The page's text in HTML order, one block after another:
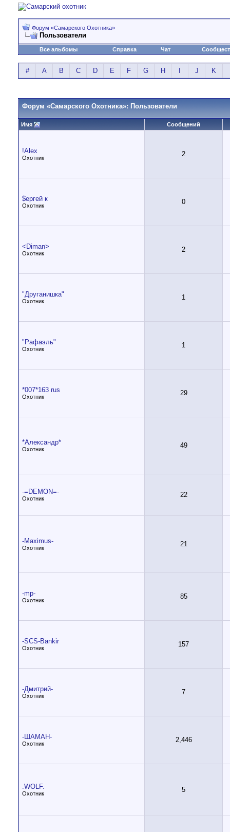
Форум «Самарского Охотника»
Пользователи
Все альбомы Справка Чат
# A B C D E F G H J K
Форум «Самарского Охотника»: Пользователи
Имя Сообщений
!Alex
Охотник 2
$ергей к
Охотник 0
<Diman>
Охотник 2
"Друганишка"
Охотник 1
"Рафаэль"
Охотник 1
*007*163 rus
Охотник 29
*Александр*
Охотник 49
-=DEMON=-
Охотник 22
-Maximus-
Охотник 21
-mp-
Охотник 85
-SCS-Bankir
Охотник 157
-Дмитрий-
Охотник 7
-ШАМАН-
Охотник 2,446
.WOLF.
Охотник 5